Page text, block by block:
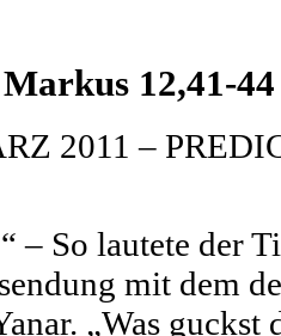
Markus 12,41-
2011 –
– So lautete der
mit dem
„Was